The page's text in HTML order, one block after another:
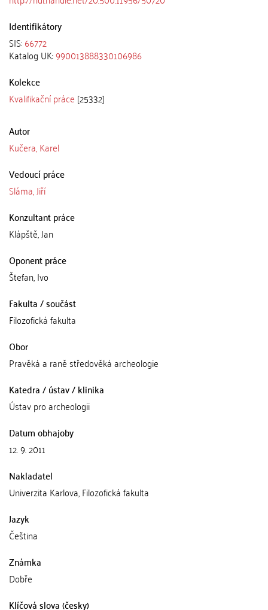
Identifikátory
SIS:66772
Katalog UK:990013888330106986
Kolekce
Kvalifikační práce [25332]
Autor
Kučera, Karel
Vedoucí práce
Sláma, Jiří
Konzultant práce
Klápště, Jan
Oponent práce
Štefan, Ivo
Fakulta / součást
Filozofická fakulta
Obor
Pravěká a raně středověká archeologie
Katedra / ústav / klinika
Ústav pro archeologii
Datum obhajoby
12. 9. 2011
Nakladatel
Univerzita Karlova, Filozofická fakulta
Jazyk
Čeština
Známka
Dobře
Klíčová slova (česky)